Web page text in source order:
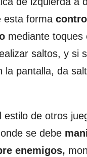
esta forma
mediante toques
saltos, y si
la pantalla, da
estilo de otros
se debe
enemigos,